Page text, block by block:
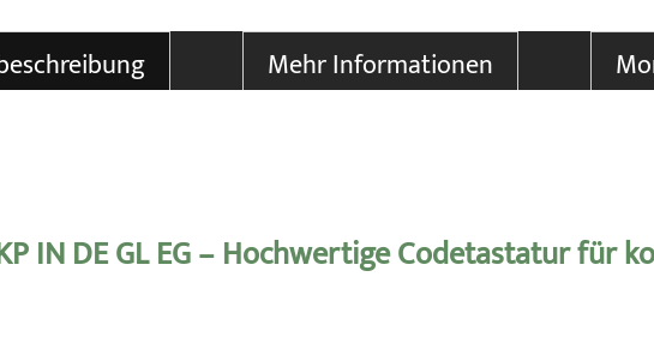
Mehr Informationen
IN DE GL EG – Hochwertige Codetastatur